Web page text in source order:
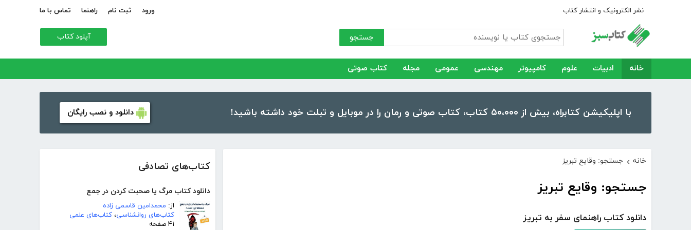
نشر الکترونیک و انتشار کتاب ورود ثبت نام راهنما تماس با ما
جستجو آپلود کتاب
خانه ادبیات علوم کامپیوتر مهندسی عمومی مجله کتاب صوتی
با اپلیکیشن کتابراه، بیش از ۵۰،۰۰۰ کتاب، کتاب صوتی و رمان را در موبایل و تبلت خود داشته باشید! دانلود و نصب رایگان
کتاب‌های تصادفی
دانلود کتاب مرگ یا صحبت کردن در جمع
از: محمدامین قاسمی زاده
کتاب‌های روانشناسی، کتاب‌های علمی
۴۱ صفحه
خانه › جستجو: وقایع تبریز
جستجو: وقایع تبریز
دانلود کتاب راهنمای سفر به تبریز